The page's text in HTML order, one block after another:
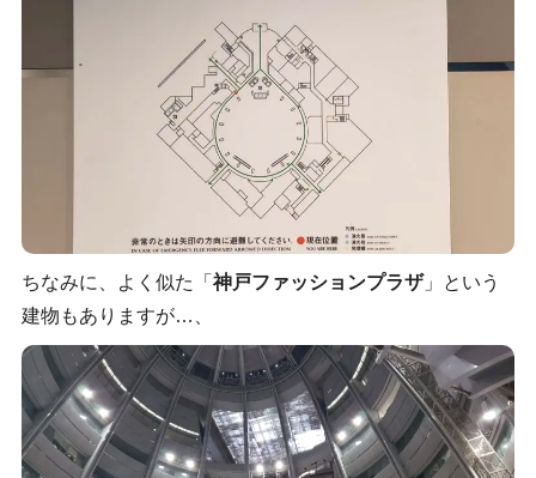
ちなみに、よく似た「 神戸ファッションプラザ」という
建物もありますが…、